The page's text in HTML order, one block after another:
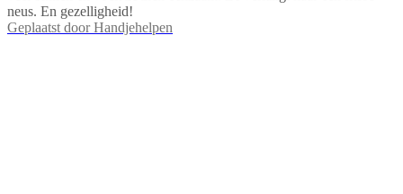
neus. En gezelligheid!
Geplaatst door Handjehelpen